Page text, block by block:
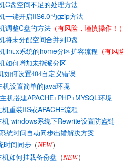
C盘空间不足的处理方法
一键开启IIS6.0的gzip方法
调整C盘的方法 （有风险，谨慎操作！）
将未分配空间合并到D盘
linux系统的home分区扩容流程 （有风
如何增加未指派分区
如何设置404自定义错误
机设置简单的java环境
机搭建APACHE+PHP+MYSQL环境
机重装IIS或APACHE流程
机 windows系统下Rewrite设置防盗链
统时间自动同步出错解决方案
时间同步 （NEW）
机如何挂载备份盘 （NEW）